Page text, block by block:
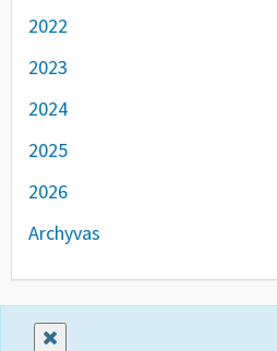
2022
2023
2024
2025
2026
Archyvas